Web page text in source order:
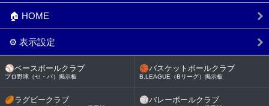
🏠 HOME
⚙️ 表示設定
⚾ベースボールクラブ
プロ野球（セ・パ）掲示板
🏀バスケットボールクラブ
B.LEAGUE（Bリーグ）掲示板
🏉ラグビークラブ 🏐バレーボールクラブ